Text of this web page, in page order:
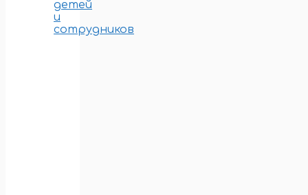
детей
и
сотрудников